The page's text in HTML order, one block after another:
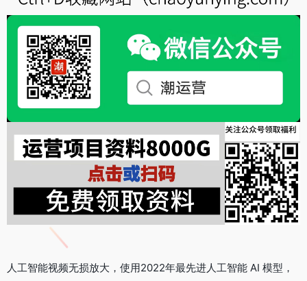
人工智能视频无损放大，使用2022年最先进人工智能 AI 模型，